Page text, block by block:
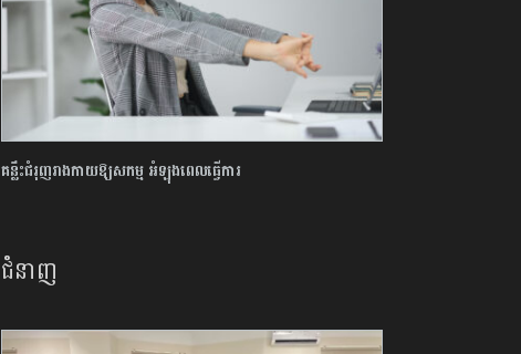
គន្លឹះ​ជំរុញ​រាងកាយ​ឱ្យ​សកម្ម អំឡុង​ពេល​ធ្វើការ
ជំនាញ